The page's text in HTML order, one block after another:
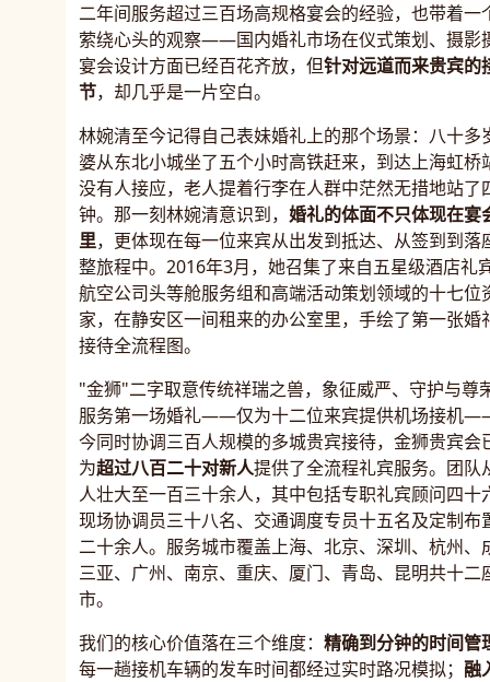
二年间服务超过三百场高规格宴会的经验，也带着一
萦绕心头的观察——国内婚礼市场在仪式策划、摄影
宴会设计方面已经百花齐放，但针对远道而来贵宾的
节，却几乎是一片空白。
林婉清至今记得自己表妹婚礼上的那个场景：八十多
婆从东北小城坐了五个小时高铁赶来，到达上海虹桥
没有人接应，老人提着行李在人群中茫然无措地站了
钟。那一刻林婉清意识到， 婚礼的体面不只体现在宴
里，更体现在每一位来宾从出发到抵达、从签到到落
整旅程中。2016年3月，她召集了来自五星级酒店礼
航空公司头等舱服务组和高端活动策划领域的十七位
家，在静安区一间租来的办公室里，手绘了第一张婚
接待全流程图。
"金狮"二字取意传统祥瑞之兽，象征威严、守护与尊
服务第一场婚礼——仅为十二位来宾提供机场接机
今同时协调三百人规模的多城贵宾接待，金狮贵宾会
为超过八百二十对新人提供了全流程礼宾服务。团队
人壮大至一百三十余人，其中包括专职礼宾顾问四十
现场协调员三十八名、交通调度专员十五名及定制布
二十余人。服务城市覆盖上海、北京、深圳、杭州、
三亚、广州、南京、重庆、厦门、青岛、昆明共十二
市。
我们的核心价值落在三个维度： 精确到分钟的时间管
每一趟接机车辆的发车时间都经过实时路况模拟； 融